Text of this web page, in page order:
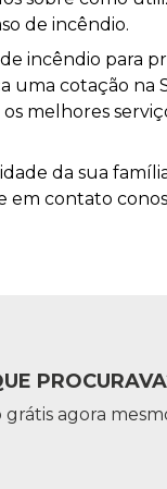
de incêndio.
incêndio para
uma cotação na
melhores
da sua
contato
agora